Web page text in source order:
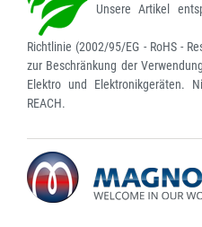
Unsere Artikel
Richtlinie (2002/95/EG - RoHS -
zur Beschränkung der
Elektro und Elektronikgeräten.
REACH.